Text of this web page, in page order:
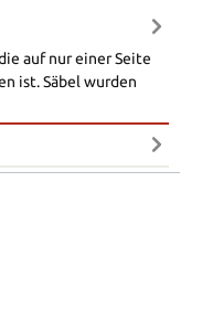
auf nur einer Seite
ist. Säbel wurden